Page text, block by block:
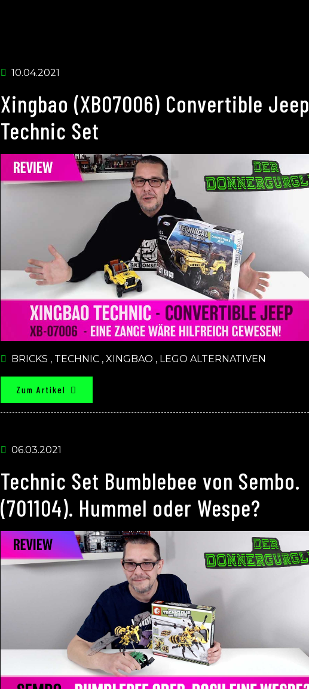
10.04.2021
Xingbao (XB07006) Convertible Jeep
Technic Set
BRICKS , TECHNIC , XINGBAO , LEGO ALTERNATIVEN
Zum Artikel
06.03.2021
Technic Set Bumblebee von Sembo.
(701104). Hummel oder Wespe?